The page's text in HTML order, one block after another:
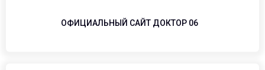
ОФИЦИАЛЬНЫЙ САЙТ ДОКТОР 06